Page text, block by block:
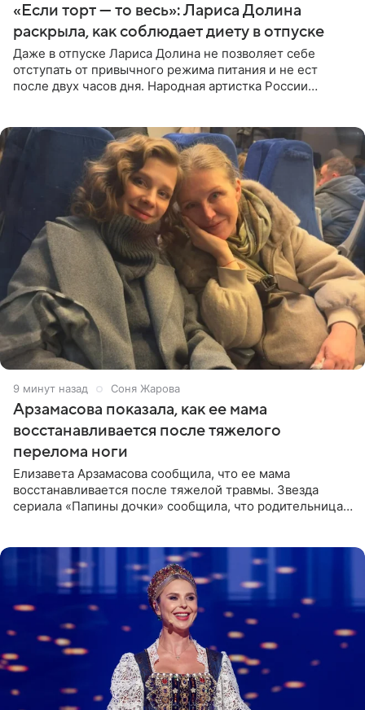
«Если торт — то весь»: Лариса Долина
раскрыла, как соблюдает диету в отпуске
Даже в отпуске Лариса Долина не позволяет себе
отступать от привычного режима питания и не ест
после двух часов дня. Народная артистка России
9 минут назад Соня Жарова
Арзамасова показала, как ее мама
восстанавливается после тяжелого
перелома ноги
Елизавета Арзамасова сообщила, что ее мама
восстанавливается после тяжелой травмы. Звезда
сериала «Папины дочки» сообщила, что родительница